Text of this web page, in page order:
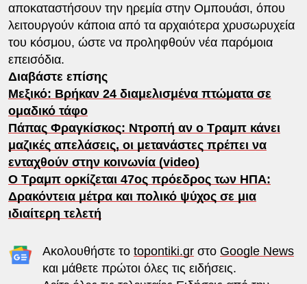
αποκαταστήσουν την ηρεμία στην Ομπουάσι, όπου
λειτουργούν κάποια από τα αρχαιότερα χρυσωρυχεία
του κόσμου, ώστε να προληφθούν νέα παρόμοια
επεισόδια.
Διαβάστε επίσης
Μεξικό: Βρήκαν 24 διαμελισμένα πτώματα σε
ομαδικό τάφο
Πάπας Φραγκίσκος: Ντροπή αν ο Τραμπ κάνει
μαζικές απελάσεις, οι μετανάστες πρέπει να
ενταχθούν στην κοινωνία (video)
Ο Τραμπ ορκίζεται 47ος πρόεδρος των ΗΠΑ:
Δρακόντεια μέτρα και πολικό ψύχος σε μια
ιδιαίτερη τελετή
Ακολουθήστε το topontiki.grστο Google News
και μάθετε πρώτοι όλες τις ειδήσεις.